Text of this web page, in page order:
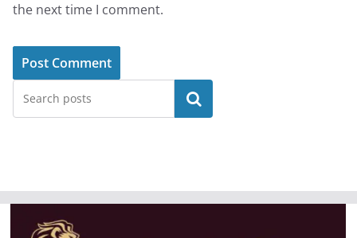
the next time I comment.
Search